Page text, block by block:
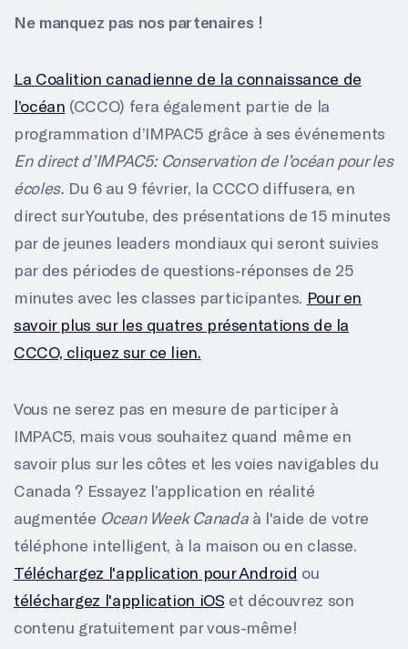
Ne manquez pas nos partenaires !
La Coalition canadienne de la connaissance de
l’océan (CCCO) fera également partie de la
programmation d’IMPAC5 grâce à ses événements
En direct d’IMPAC5: Conservation de l’océan pour les
écoles. Du 6 au 9 février, la CCCO diffusera, en
direct sur Youtube, des présentations de 15 minutes
par de jeunes leaders mondiaux qui seront suivies
par des périodes de questions-réponses de 25
minutes avec les classes participantes. Pour en
savoir plus sur les quatres présentations de la
CCCO, cliquez sur ce lien.
Vous ne serez pas en mesure de participer à
IMPAC5, mais vous souhaitez quand même en
savoir plus sur les côtes et les voies navigables du
Canada ? Essayez l’application en réalité
augmentée Ocean Week Canadaà l'aide de votre
téléphone intelligent, à la maison ou en classe.
Téléchargez l'application pour Android ou
téléchargez l'application iOS et découvrez son
contenu gratuitement par vous-même!